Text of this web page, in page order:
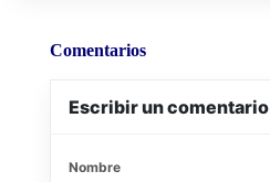
Comentarios
Escribir un comentario
Nombre